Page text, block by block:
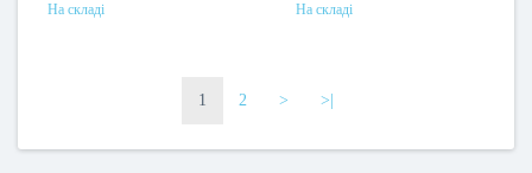
На складі На складі
1 2 > >|